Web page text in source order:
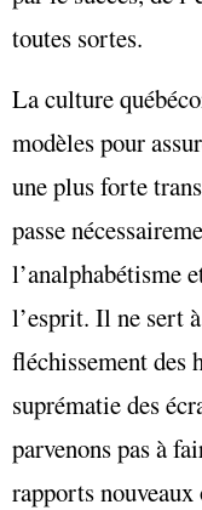
toutes sortes.
La culture
modèles pour
une plus forte
passe
l’analphabétisme
l’esprit. Il ne sert
fléchissement des
suprématie des
parvenons pas à
rapports